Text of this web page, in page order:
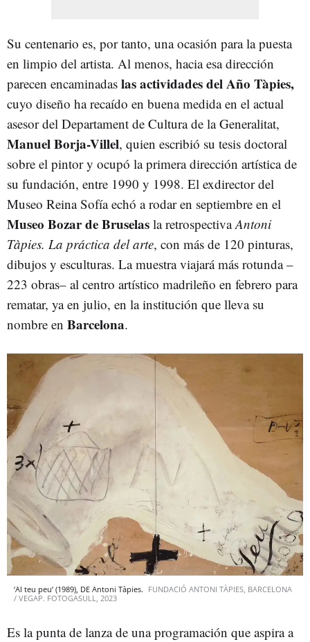
Su centenario es, por tanto, una ocasión para la puesta
en limpio del artista. Al menos, hacia esa dirección
parecen encaminadas las actividades del Año Tàpies,
cuyo diseño ha recaído en buena medida en el actual
asesor del Departament de Cultura de la Generalitat,
Manuel Borja-Villel, quien escribió su tesis doctoral
sobre el pintor y ocupó la primera dirección artística de
su fundación, entre 1990 y 1998. El exdirector del
Museo Reina Sofía echó a rodar en septiembre en el
Museo Bozar de Bruselas la retrospectivaAntoni
Tàpies. La práctica del arte, con más de 120 pinturas,
dibujos y esculturas. La muestra viajará más rotunda –
223 obras– al centro artístico madrileño en febrero para
rematar, ya en julio, en la institución que lleva su
nombre en Barcelona.
‘Al teu peu’ (1989), DE Antoni Tàpies. FUNDACIÓ ANTONI TÀPIES, BARCELONA
/ VEGAP. FOTOGASULL, 2023
Es la punta de lanza de una programación que aspira a